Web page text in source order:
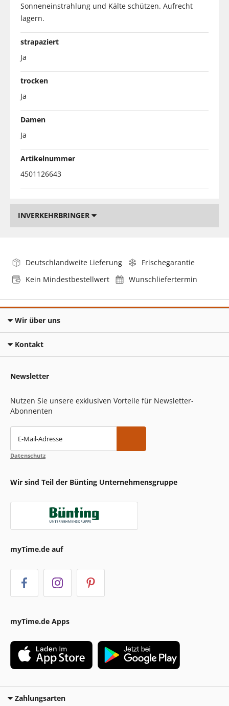
Sonneneinstrahlung und Kälte schützen. Aufrecht
lagern.
strapaziert
Ja
trocken
Ja
Damen
Ja
Artikelnummer
4501126643
INVERKEHRBRINGER
Deutschlandweite Lieferung
Frischegarantie
Kein Mindestbestellwert
Wunschliefertermin
Wir über uns
Kontakt
Newsletter
Nutzen Sie unsere exklusiven Vorteile für Newsletter-
Abonnenten
E-Mail-Adresse
Datenschutz
Wir sind Teil der Bünting Unternehmensgruppe
myTime.de auf
myTime.de Apps
Zahlungsarten